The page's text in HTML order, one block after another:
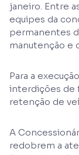
janeiro. Entre
equipes da
permanentes
manutenção e
Para a
interdições de
retenção de
A
redobrem a